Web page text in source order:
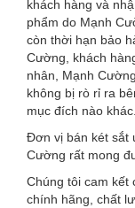
khách hàng và
phẩm do Mạnh
còn thời hạn bảo
Cường, khách
nhân, Mạnh
không bị rò rỉ ra
mục đích nào khác.
Đơn vị bán két sắt
Cường rất mong
Chúng tôi cam kết
chính hãng, chất